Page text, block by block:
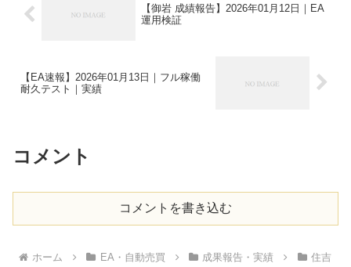
【御岩 成績報告】2026年01月12日｜EA
運用検証
【EA速報】2026年01月13日｜フル稼働
耐久テスト｜実績
コメント
コメントを書き込む
ホーム EA・自動売買 成果報告・実績 住吉